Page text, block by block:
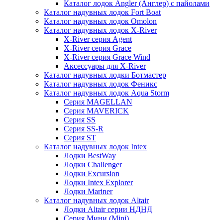
Каталог лодок Angler (Англер) с пайолами
Каталог надувных лодок Fort Boat
Каталог надувных лодок Omolon
Каталог надувных лодок X-River
X-River серия Agent
X-River серия Grace
X-River серия Grace Wind
Аксессуары для X-River
Каталог надувных лодки Ботмастер
Каталог надувных лодок Феникc
Каталог надувных лодок Aqua Storm
Серия MAGELLAN
Серия MAVERICK
Серия SS
Серия SS-R
Серия ST
Каталог надувных лодок Intex
Лодки BestWay
Лодки Challenger
Лодки Excursion
Лодки Intex Explorer
Лодки Mariner
Каталог надувных лодок Altair
Лодки Altair серии НДНД
Серия Мини (Mini)